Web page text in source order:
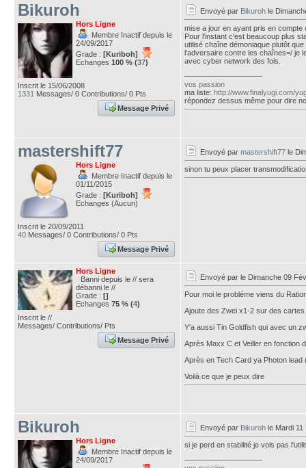
Bikuroh
Hors Ligne
Membre Inactif depuis le
24/09/2017
Grade : [Kuriboh]
Echanges 100 % (37)
Inscrit le 15/06/2008
1331 Messages/ 0 Contributions/ 0 Pts
Message Privé
Envoyé par Bikuroh le
mise a jour en ayant pris en
Pour l'instant c'est beaucoup plus
utilisé chaîne démoniaque plutôt
l'adversaire contre les chaînes=/ je
avec cyber network des fois.
vos passion
ma liste: http://www.finalyugi.com/
répondez dessus même pour dire
mastershift77
Hors Ligne
Membre Inactif depuis le
01/11/2015
Grade : [Kuriboh]
Echanges (Aucun)
Inscrit le 20/09/2011
40 Messages/ 0 Contributions/ 0 Pts
Message Privé
Envoyé par mastershift77 le
sinon tu peux placer
Hors Ligne
Banni depuis le // sera
débanni le //
Grade : []
Echanges 75 % (4)
Inscrit le //
Messages/ Contributions/ Pts
Message Privé
Envoyé par le Dimanche 09
Pour moi le probléme viens du
Ajoute des Zwei x1-2 sur des
Y'a aussi Tin Goldfish qui avec un
Après Maxx C et Veiller en fonction
Après en Tech Card ya Photon
Voilà ce que je peux dire
Bikuroh
Hors Ligne
Membre Inactif depuis le
24/09/2017
Envoyé par Bikuroh le Mardi 11
si je perd en stabilité je vois pas